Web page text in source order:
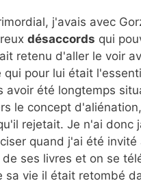
j'avais avec
désaccords qui
retenu d'aller le voir
qui pour lui était
avoir été longtemps
le concept
rejetait. Je n'ai donc
quand j'ai été invité
ses livres et on se
sa vie il était retombé